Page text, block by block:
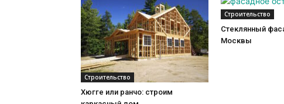
Строительство
Хюгге или ранчо: строим
Строительство
Стеклянный
Москвы